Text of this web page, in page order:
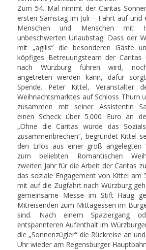
Zum 54. Mal nimmt der Caritas
ersten Samstag im Juli – Fahrt auf und
Menschen und Menschen mit
unbeschwerten Urlaubstag. Dass der
mit „agilis“ die besonderen Gäste
köpfiges Betreuungsteam der
nach Würzburg führen wird,
angetreten werden kann, dafür
Spende. Peter Kittel, Veranstalter
Weihnachtsmarktes auf Schloss Thurn
zusammen mit seiner Assistentin
einen Scheck über 5.000 Euro an
„Ohne die Caritas würde das
zusammenbrechen“, begründet Kittel
den Erlös aus einer groß angelegten
zum beliebten Romantischen
zweiten Jahr für die Arbeit der Caritas
das soziale Engagement von Kittel am
mit auf die Zugfahrt nach Würzburg
gemeinsame Messe im Stift Haug
Mitreisenden zum Mittagessen im
sind. Nach einem Spaziergang
entspannteren Aufenthalt im
die „Sonnenzügler“ die Rückreise an
Uhr wieder am Regensburger